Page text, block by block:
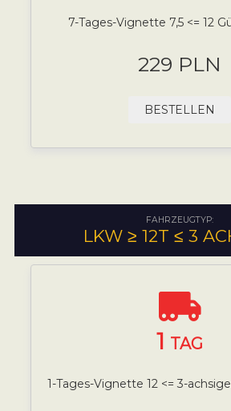
7-Tages-Vignette 7,5 <= 12
229 PLN
BESTELLEN
FAHRZEUGTYP:
LKW ≥ 12T ≤ 3
1 TAG
1-Tages-Vignette 12 <= 3-